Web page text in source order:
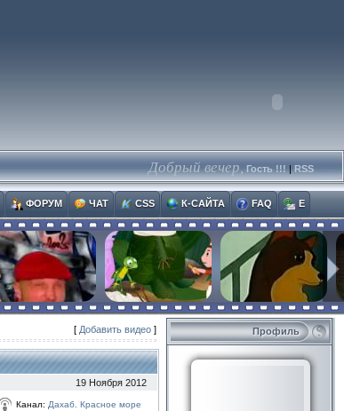
Добрый вечер, Гость !!! | RSS
ФОРУМ ЧАТ CSS К-САЙТА FAQ E
[ Добавить видео ]
19 Ноября 2012
Канал: Дахаб. Красное море
Профиль